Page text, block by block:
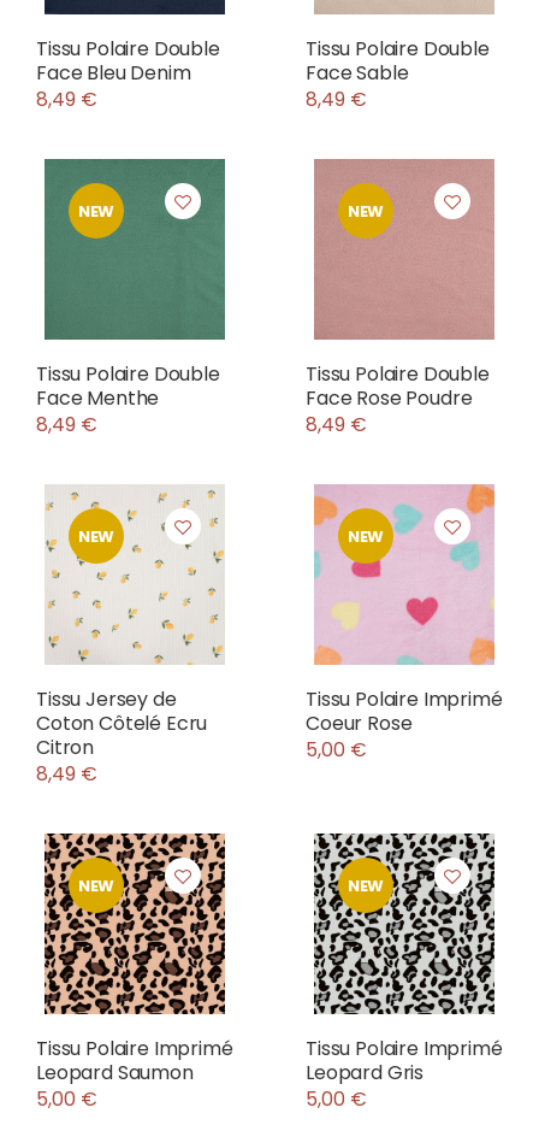
Tissu Polaire Double
Face Bleu Denim
8,49 €
Tissu Polaire Double
Face Sable
8,49 €
NEW
Tissu Polaire Double
Face Menthe
8,49 €
NEW
Tissu Polaire Double
Face Rose Poudre
8,49 €
NEW
Tissu Jersey de
Coton Côtelé Ecru
Citron
8,49 €
NEW
Tissu Polaire Imprimé
Coeur Rose
5,00 €
NEW
Tissu Polaire Imprimé
Leopard Saumon
5,00 €
NEW
Tissu Polaire Imprimé
Leopard Gris
5,00 €